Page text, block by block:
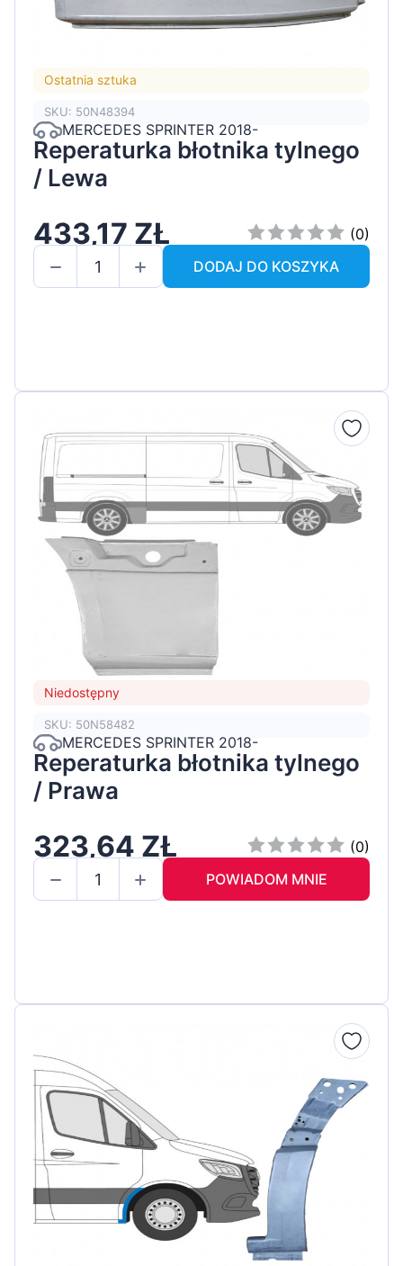
Ostatnia sztuka
SKU: 50N48394
MERCEDES SPRINTER 2018-
Reperaturka błotnika tylnego
/ Lewa
433,17 ZŁ
(0)
DODAJ DO KOSZYKA
Niedostępny
SKU: 50N58482
MERCEDES SPRINTER 2018-
Reperaturka błotnika tylnego
/ Prawa
323,64 ZŁ
(0)
POWIADOM MNIE